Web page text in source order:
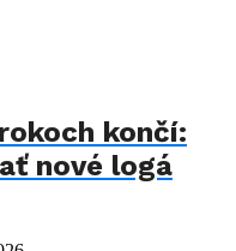
končí:
nové logá